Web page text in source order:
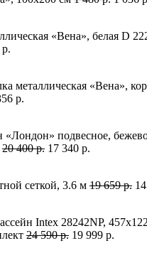
«Вена», белая D
металлическая «Вена»,
р.
«Лондон» подвесное,
20 400 р. 17 340 р.
сеткой, 3.6 м 19 659 р.
Intex 28242NP,
24 590 р. 19 999 р.